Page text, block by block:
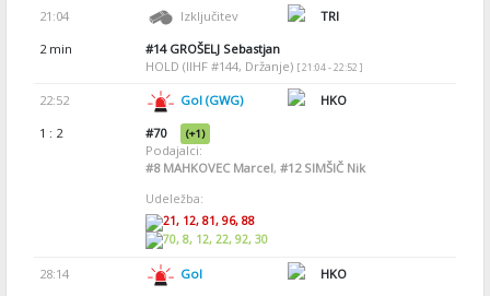
21:04 Izključitev
TRI
2 min
#14GROŠELJ Sebastjan
HOLD (IIHF #144, Držanje) [ 21:04 - 22:52 ]
22:52 Gol (GWG)
HKO
1 : 2
#70 (+1)
Podajalci:
#8MAHKOVEC Marcel, #12SIMŠIČ Nik
Udeležba:
21, 12, 81, 96, 88
70, 8, 12, 22, 92, 30
28:14 Gol
HKO